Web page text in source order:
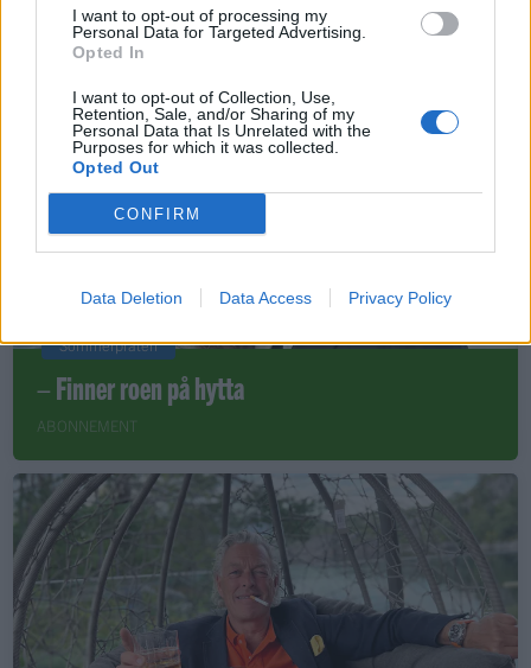
I want to opt-out of processing my
Personal Data for Targeted Advertising.
Opted In
I want to opt-out of Collection, Use,
Retention, Sale, and/or Sharing of my
Personal Data that Is Unrelated with the
Purposes for which it was collected.
Opted Out
CONFIRM
Data Deletion Data Access Privacy Policy
Kultur
Mest lest siste syv dager
Sommerpraten
– Finner roen på hytta
ABONNEMENT